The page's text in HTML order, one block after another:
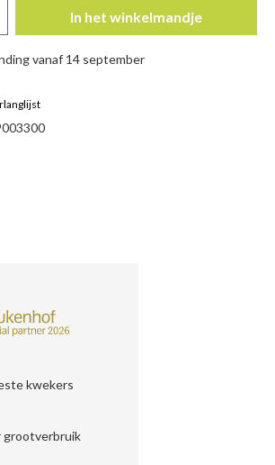
vanaf 14 september
Voer de gewenste
In het winkelmandje
kwekers
grootverbruik